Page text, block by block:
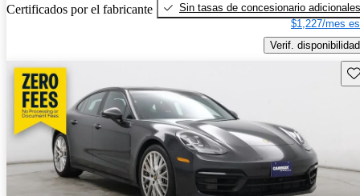
Certificados por el fabricante
Sin tasas de concesionario adicionales
$1,227/mes
Verif. disponibilidad